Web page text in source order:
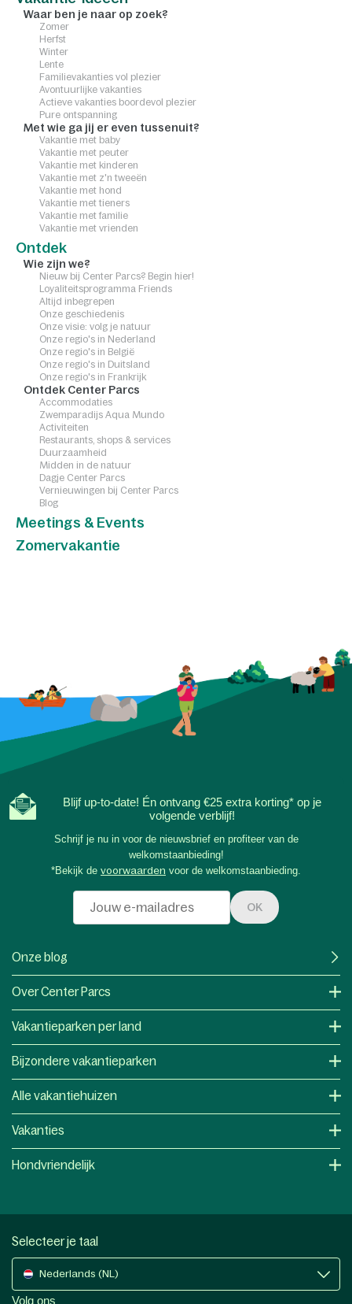
Waar ben je naar op zoek?
Zomer
Herfst
Winter
Lente
Familievakanties vol plezier
Avontuurlijke vakanties
Actieve vakanties boordevol plezier
Pure ontspanning
Met wie ga jij er even tussenuit?
Vakantie met baby
Vakantie met peuter
Vakantie met kinderen
Vakantie met z'n tweeën
Vakantie met hond
Vakantie met tieners
Vakantie met familie
Vakantie met vrienden
Ontdek
Wie zijn we?
Nieuw bij Center Parcs? Begin hier!
Loyaliteitsprogramma Friends
Altijd inbegrepen
Onze geschiedenis
Onze visie: volg je natuur
Onze regio's in Nederland
Onze regio's in België
Onze regio's in Duitsland
Onze regio's in Frankrijk
Ontdek Center Parcs
Accommodaties
Zwemparadijs Aqua Mundo
Activiteiten
Restaurants, shops & services
Duurzaamheid
Midden in de natuur
Dagje Center Parcs
Vernieuwingen bij Center Parcs
Blog
Meetings & Events
Zomervakantie
Blijf up-to-date! Én ontvang €25 extra korting* op je
volgende verblijf!
Schrijf je nu in voor de nieuwsbrief en profiteer van de
welkomstaanbieding!
*Bekijk de voorwaarden voor de welkomstaanbieding.
OK
Onze blog
Over Center Parcs
Vakantieparken per land
Bijzondere vakantieparken
Alle vakantiehuizen
Vakanties
Hondvriendelijk
Selecteer je taal
Nederlands (NL)
Volg ons